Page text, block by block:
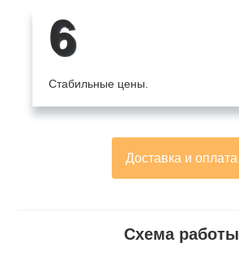
6
Стабильные цены.
Доставка и оплата
Схема работы